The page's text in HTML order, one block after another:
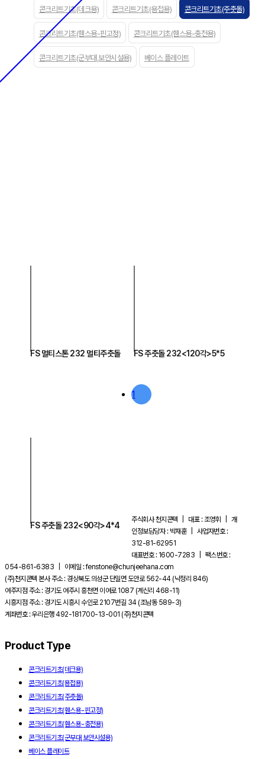
콘크리트기초(데크용) 콘크리트기초(용접용) 콘크리트기초(주춧돌)
콘크리트기초(휀스용-핀고정) 콘크리트기초(휀스용-충전용)
콘크리트기초(군부대,보안시설용) 베이스 플레이트
FS 멀티스톤 232 멀티주춧돌 FS 주춧돌 232<120각>5*5
FS 주춧돌 232<90각>4*4
1
주식회사 천지콘텍 | 대표 : 조영휘 | 개
인정보담당자 : 박재훈 | 사업자번호 :
312-81-62951
대표번호 : 1600-7283 | 팩스번호 :
054-861-6383 | 이메일 : fenstone@chunjeehana.com
(주)천지콘텍 본사 주소 : 경상북도 의성군 단밀면 도안로 562-44 (낙정리 846)
여주지점 주소 : 경기도 여주시 흥천면 이여로 1087 (계신리 468-11)
시흥지점 주소 : 경기도 시흥시 수인로 2107번길 34 (조남동 589-3)
계좌번호 : 우리은행 492-181700-13-001 (주)천지콘텍
Product Type
콘크리트기초(데크용)
콘크리트기초(용접용)
콘크리트기초(주춧돌)
콘크리트기초(휀스용-핀고정)
콘크리트기초(휀스용-충전용)
콘크리트기초(군부대,보안시설용)
베이스 플레이트